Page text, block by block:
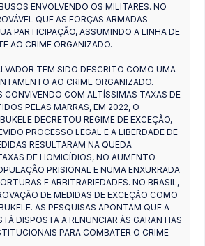
ENVOLVENDO OS MILITARES. NO
QUE AS FORÇAS ARMADAS
PARTICIPAÇÃO, ASSUMINDO A LINHA DE
AO CRIME ORGANIZADO.
TEM SIDO DESCRITO COMO UMA
AO CRIME ORGANIZADO.
CONVIVENDO COM ALTÍSSIMAS TAXAS DE
PELAS MARRAS, EM 2022, O
DECRETOU REGIME DE EXCEÇÃO,
PROCESSO LEGAL E A LIBERDADE DE
RESULTARAM NA QUEDA
DE HOMICÍDIOS, NO AUMENTO
PRISIONAL E NUMA ENXURRADA
E ARBITRARIEDADES. NO BRASIL,
DE MEDIDAS DE EXCEÇÃO COMO
AS PESQUISAS APONTAM QUE A
DISPOSTA A RENUNCIAR ÀS GARANTIAS
PARA COMBATER O CRIME